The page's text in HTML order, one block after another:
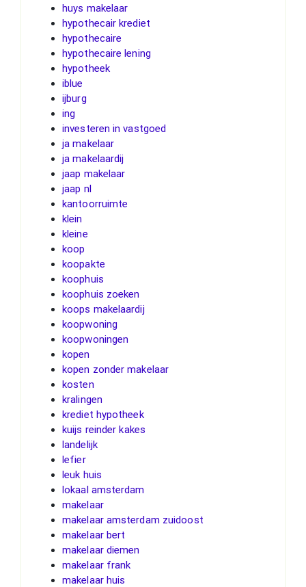
huys makelaar
hypothecair krediet
hypothecaire
hypothecaire lening
hypotheek
iblue
ijburg
ing
investeren in vastgoed
ja makelaar
ja makelaardij
jaap makelaar
jaap nl
kantoorruimte
klein
kleine
koop
koopakte
koophuis
koophuis zoeken
koops makelaardij
koopwoning
koopwoningen
kopen
kopen zonder makelaar
kosten
kralingen
krediet hypotheek
kuijs reinder kakes
landelijk
lefier
leuk huis
lokaal amsterdam
makelaar
makelaar amsterdam zuidoost
makelaar bert
makelaar diemen
makelaar frank
makelaar huis